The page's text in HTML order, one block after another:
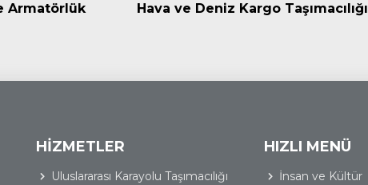
Armatörlük Hava ve Deniz Kargo Taşımacılığı
HİZMETLER
Uluslararası Karayolu Taşımacılığı
HIZLI MENÜ
İnsan ve Kültür